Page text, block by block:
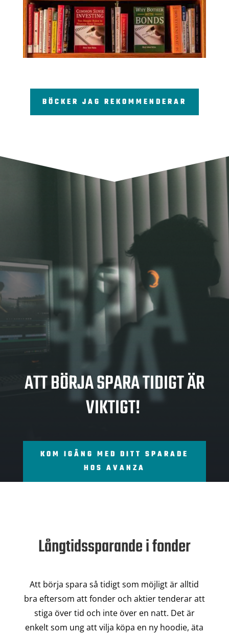
BÖCKER JAG REKOMMENDERAR
SPA
RA
ATT BÖRJA SPARA TIDIGT ÄR
VIKTIGT!
KOM IGÅNG MED DITT SPARADE
HOS AVANZA
Långtidssparande i fonder
Att börja spara så tidigt som möjligt är alltid
bra eftersom att fonder och aktier tenderar att
stiga över tid och inte över en natt. Det är
enkelt som ung att vilja köpa en ny hoodie, äta